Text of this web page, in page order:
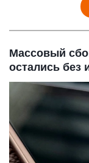
Массовый
остались без